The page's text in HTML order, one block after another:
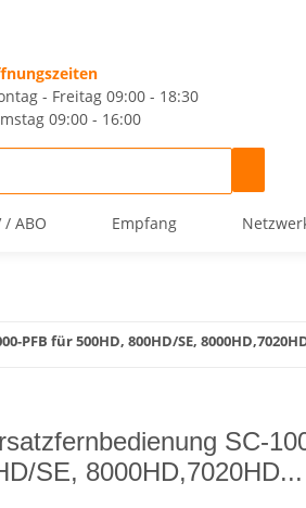
- Freitag 09:00 - 18:30
09:00 - 16:00
/ ABO Empfang
PFB für 500HD, 800HD/SE,
SC-
SE, 8000HD,7020HD...